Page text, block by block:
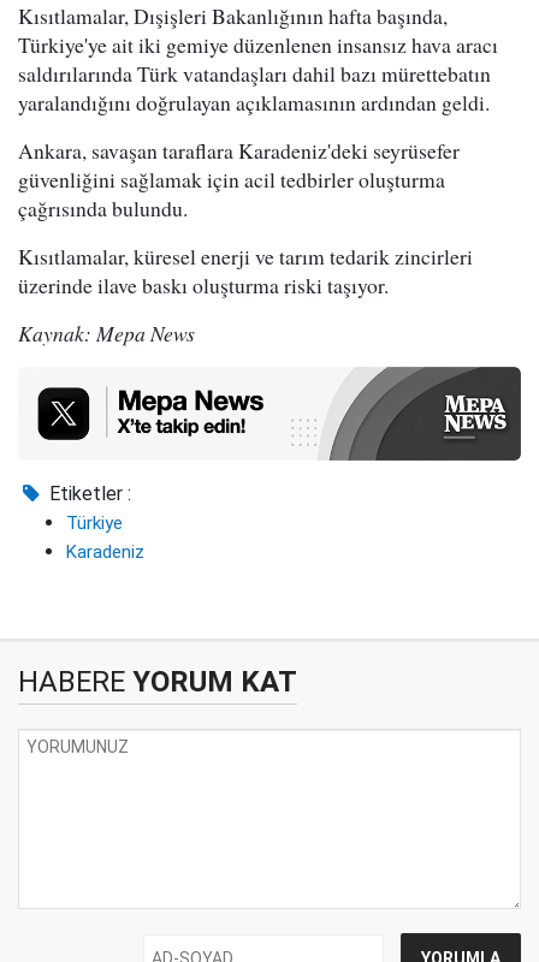
Kısıtlamalar, Dışişleri Bakanlığının hafta başında,
Türkiye'ye ait iki gemiye düzenlenen insansız hava aracı
saldırılarında Türk vatandaşları dahil bazı mürettebatın
yaralandığını doğrulayan açıklamasının ardından geldi.
Ankara, savaşan taraflara Karadeniz'deki seyrüsefer
güvenliğini sağlamak için acil tedbirler oluşturma
çağrısında bulundu.
Kısıtlamalar, küresel enerji ve tarım tedarik zincirleri
üzerinde ilave baskı oluşturma riski taşıyor.
Kaynak: Mepa News
Etiketler :
Türkiye
Karadeniz
HABERE YORUM KAT